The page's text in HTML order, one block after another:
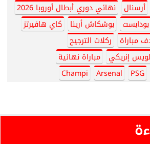
أرسنال
نهائي دوري أبطال أوروبا 2026
بودابست بوشكاش أرينا
كاي هافيرتز
مباراة
ركلات الترجيح
لويس إنريكي
مباراة نهائية
PSG
Arsenal
Champi